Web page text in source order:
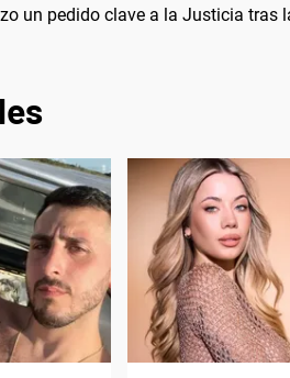
un pedido clave a la Justicia tras